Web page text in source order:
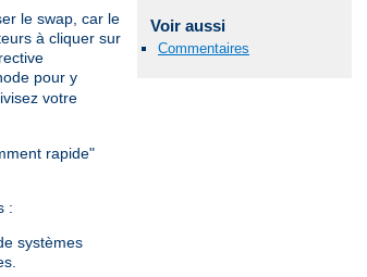
Voir aussi
Commentaires
le swap, car le
à cliquer sur
pour y
votre
rapide"
:
systèmes